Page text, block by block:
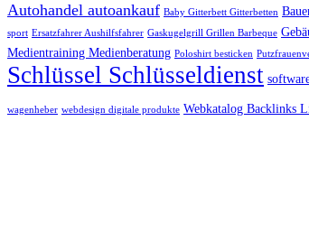
Autohandel autoankauf Baby Gitterbett Gitterbetten
sport Ersatzfahrer Aushilfsfahrer Gaskugelgrill Grillen Barbeque
Medientraining Medienberatung Poloshirt besticken
Schlüssel Schlüsseldienst
wagenheber webdesign digitale produkte Webkatalog Backlinks